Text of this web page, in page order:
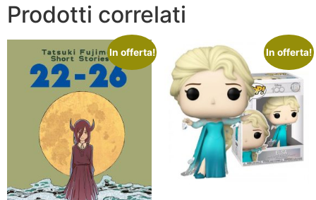
Prodotti correlati
In offerta! In offerta!